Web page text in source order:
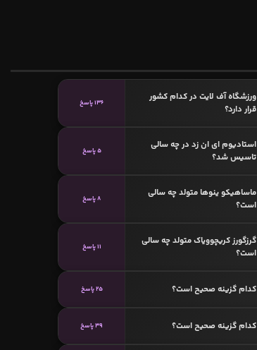
ورزشگاه آف لایت در کدام کشور
قرار دارد؟
136 پاسخ
استادیوم ای ان زد در چه سالی
تاسیس شد؟
5 پاسخ
ماساهیکو ینوها متولد چه سالی
است؟
8 پاسخ
گرزگورز کریچوویاک متولد چه سالی
است؟
11 پاسخ
کدام گزینه صحیح است؟ 25 پاسخ
کدام گزینه صحیح است؟ 39 پاسخ